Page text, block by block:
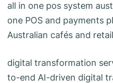
all in one pos system
one POS and payments
Australian cafés and
digital transformation
to-end AI-driven digital